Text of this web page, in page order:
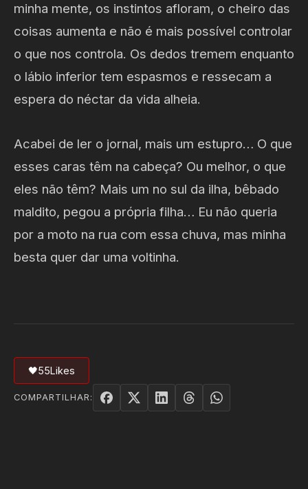
minha mente, os instintos afloram, o cheiro das
coisas aumenta e não é mais possível controlar
o que nos controla. Os dedos tremem enquanto
o lábio inferior tem espasmos e ressecam a
espera do néctar da vida alheia.
Acabei de ler o jornal, mais um estupro… O que
esses caras têm na cabeça? Ou melhor, o que
eles não têm? Mais um no sul da ilha, bêbado
maldito, pegou a própria filha… Eu não queria
por a moto na rua com essa chuva, mas minha
besta quer dar uma voltinha.
🖤55Likes
COMPARTILHAR: